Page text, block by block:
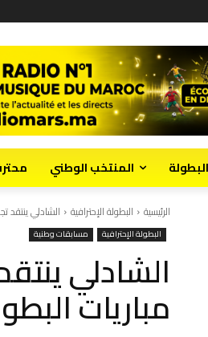
البطولة المنتخب الوطني
الرئيسية البطولة الإحترافية الشادلي ينتقد
البطولة الإحترافية مسابقات وطنية
الشادلي
مباريات